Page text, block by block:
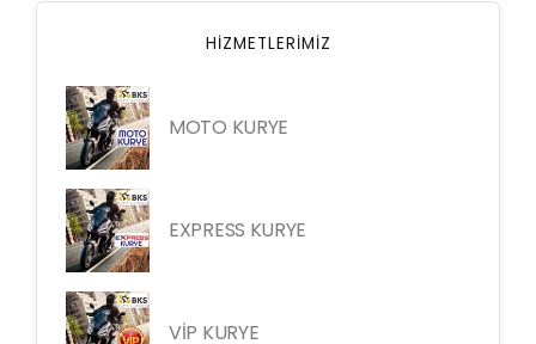
HIZMETLERIMIZ
MOTO KURYE
EXPRESS KURYE
VİP KURYE